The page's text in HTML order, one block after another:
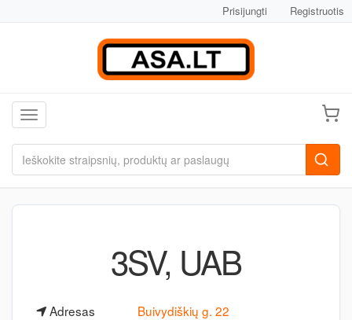
Prisijungti Registruotis
Toggle navigation
3SV, UAB
Adresas
Buivydiškių g. 22